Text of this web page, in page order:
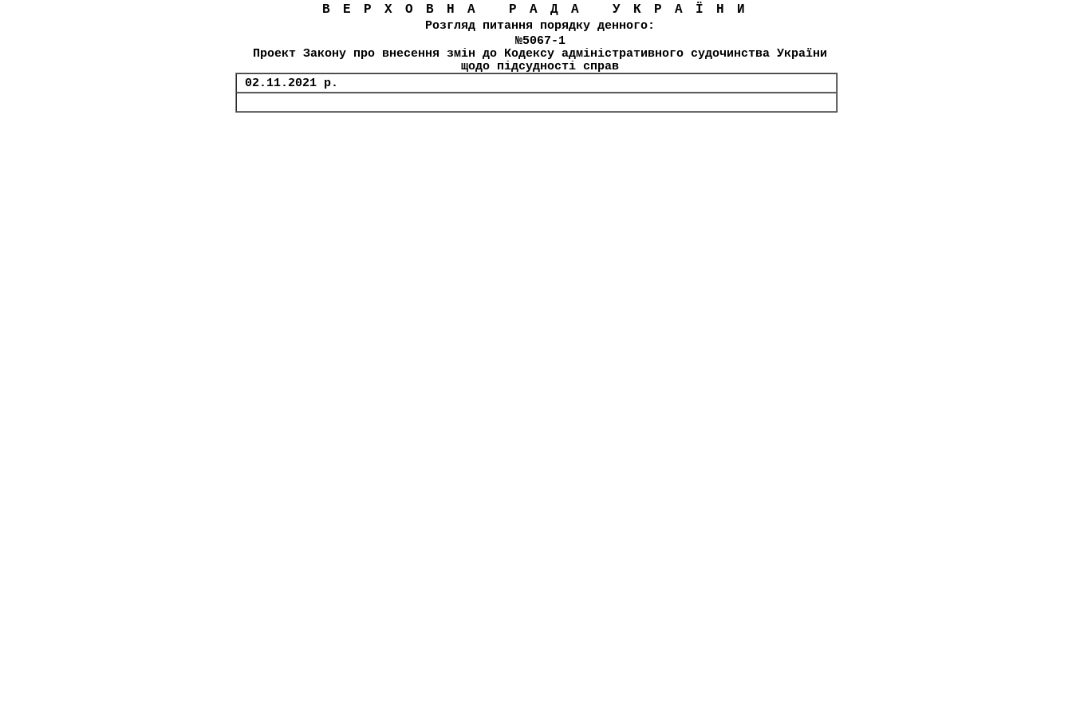
ВЕРХОВНА РАДА УКРАЇНИ
Розгляд питання порядку денного:
№5067-1
Проект Закону про внесення змін до Кодексу адміністративного судочинства України
щодо підсудності справ
02.11.2021 р.